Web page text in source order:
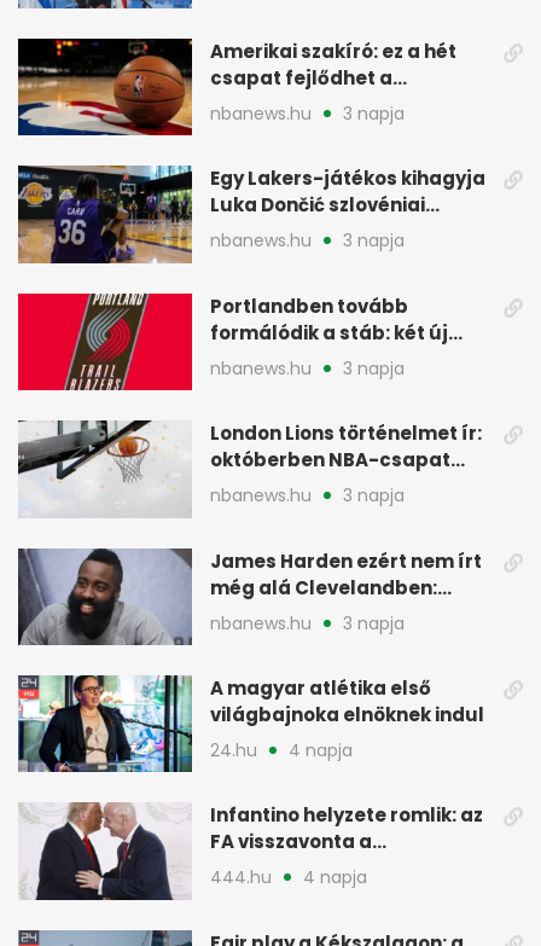
Amerikai szakíró: ez a hét
csapat fejlődhet a
legtöbbet az NBA-ben
nbanews.hu 3 napja
Egy Lakers-játékos kihagyja
Luka Dončić szlovéniai
minicampjét
nbanews.hu 3 napja
Portlandben tovább
formálódik a stáb: két új
szakember a Blazersnél
nbanews.hu 3 napja
London Lions történelmet ír:
októberben NBA-csapat
ellen lép pályára
nbanews.hu 3 napja
James Harden ezért nem írt
még alá Clevelandben:
pénzügyi okok
nbanews.hu 3 napja
A magyar atlétika első
világbajnoka elnöknek indul
24.hu 4 napja
Infantino helyzete romlik: az
FA visszavonta a
támogatását, jöhet a
444.hu 4 napja